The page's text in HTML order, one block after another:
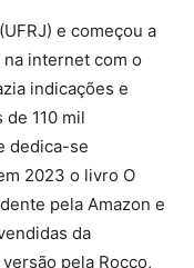
e começou a
internet com o
indicações e
110 mil
dedica-se
2023 o livro O
pela Amazon e
da
pela Rocco,